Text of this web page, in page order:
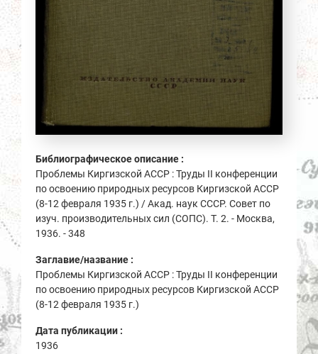
Библиографическое описание :
Проблемы Киргизской АССР : Труды II конференции
по освоению природных ресурсов Киргизской АССР
(8-12 февраля 1935 г.) / Акад. наук СССР. Совет по
изуч. производительных сил (СОПС). Т. 2. - Москва,
1936. - 348
Заглавие/название :
Проблемы Киргизской АССР : Труды II конференции
по освоению природных ресурсов Киргизской АССР
(8-12 февраля 1935 г.)
Дата публикации :
1936